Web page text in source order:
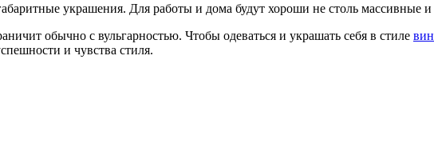
украшения. Для работы и дома будут хороши не столь массивные и
обычно с вульгарностью. Чтобы одеваться и украшать себя в стиле
и чувства стиля.